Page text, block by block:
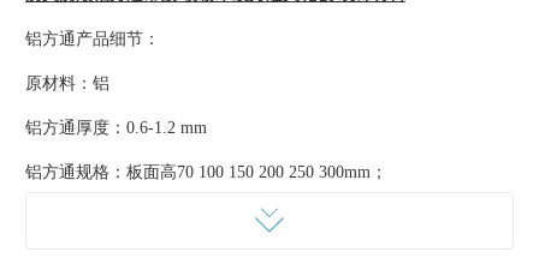
铝方通产品细节：
原材料：铝
铝方通厚度：0.6-1.2 mm
铝方通规格：板面高70 100 150 200 250 300mm；